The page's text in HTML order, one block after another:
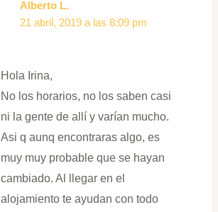
Alberto L.
21 abril, 2019 a las 8:09 pm
Hola Irina,
No los horarios, no los saben casi
ni la gente de allí y varían mucho.
Asi q aunq encontraras algo, es
muy muy probable que se hayan
cambiado. Al llegar en el
alojamiento te ayudan con todo